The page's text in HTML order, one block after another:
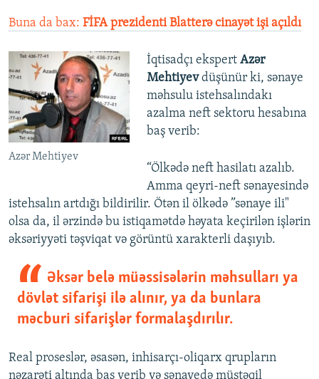
Buna da bax: FİFA prezidenti Blatterə cinayət işi açıldı
Azər Mehtiyev
İqtisadçı ekspert Azər
Mehtiyevdüşünür ki, sənaye
məhsulu istehsalındakı
azalma neft sektoru hesabına
baş verib:
“Ölkədə neft hasilatı azalıb.
Amma qeyri-neft sənayesində
istehsalın artdığı bildirilir. Ötən il ölkədə ”sənaye ili"
olsa da, il ərzində bu istiqamətdə həyata keçirilən işlərin
əksəriyyəti təşviqat və görüntü xarakterli daşıyıb.
Əksər belə müəssisələrin məhsulları ya
dövlət sifarişi ilə alınır, ya da bunlara
məcburi sifarişlər formalaşdırılır.
Real proseslər, əsasən, inhisarçı-oliqarx qrupların
nəzarəti altında baş verib və sənayedə müstəqil